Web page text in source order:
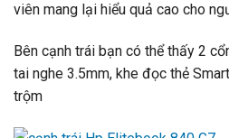
viên mang lại hiểu quả cao cho
Bên cạnh trái bạn có thể thấy 2
tai nghe 3.5mm, khe đọc thẻ
trộm